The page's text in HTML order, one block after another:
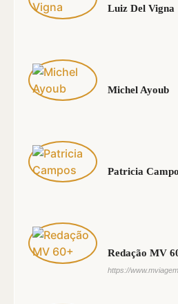
Luiz Del Vigna
Michel Ayoub
Patricia
Redação MV
https://